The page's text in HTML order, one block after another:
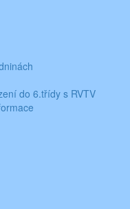
do 6.třídy s RVTV